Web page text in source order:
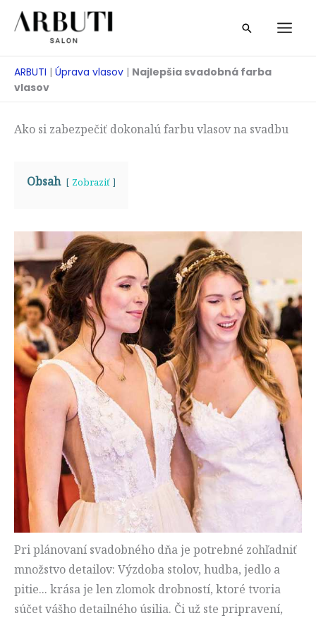
Prejsť
ARBUTI | Úprava vlasov | Najlepšia svadobná farba
vlasov
Ako si zabezpečiť dokonalú farbu vlasov na svadbu
Obsah Zobraziť
Pri plánovaní svadobného dňa je potrebné zohľadniť
množstvo detailov: Výzdoba stolov, hudba, jedlo a
pitie... krása je len zlomok drobností, ktoré tvoria
súčet vášho detailného úsilia. Či už ste pripravení,